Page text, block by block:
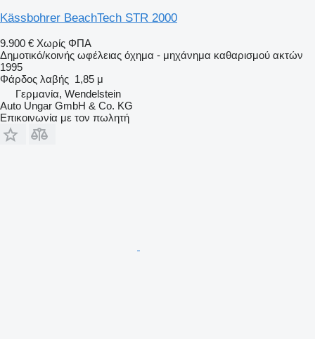
Kässbohrer BeachTech STR 2000
9.900 € Χωρίς ΦΠΑ
Δημοτικό/κοινής ωφέλειας όχημα - μηχάνημα καθαρισμού ακτών
1995
Φάρδος λαβής 1,85 μ
Γερμανία, Wendelstein
Auto Ungar GmbH & Co. KG
Επικοινωνία με τον πωλητή